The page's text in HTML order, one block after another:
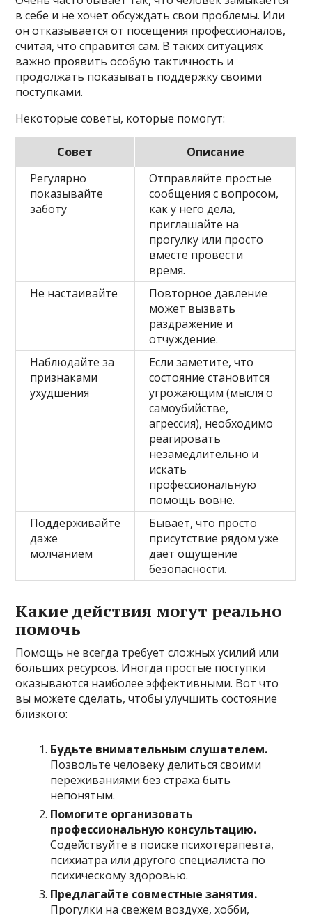
в себе и не хочет обсуждать свои проблемы. Или
он отказывается от посещения профессионалов,
считая, что справится сам. В таких ситуациях
важно проявить особую тактичность и
продолжать показывать поддержку своими
поступками.
Некоторые советы, которые помогут:
Совет
Описание
Регулярно
показывайте
заботу
Отправляйте простые
сообщения с вопросом,
как у него дела,
приглашайте на
прогулку или просто
вместе провести
время.
Не настаивайте
Повторное давление
может вызвать
раздражение и
отчуждение.
Наблюдайте за
признаками
ухудшения
Если заметите, что
состояние становится
угрожающим (мысля о
самоубийстве,
агрессия), необходимо
реагировать
незамедлительно и
искать
профессиональную
помощь вовне.
Поддерживайте
даже
молчанием
Бывает, что просто
присутствие рядом уже
дает ощущение
безопасности.
Какие действия могут реально
помочь
Помощь не всегда требует сложных усилий или
больших ресурсов. Иногда простые поступки
оказываются наиболее эффективными. Вот что
вы можете сделать, чтобы улучшить состояние
близкого:
Будьте внимательным слушателем.
Позвольте человеку делиться своими
переживаниями без страха быть
непонятым.
Помогите организовать
профессиональную консультацию.
Содействуйте в поиске психотерапевта,
психиатра или другого специалиста по
психическому здоровью.
Предлагайте совместные занятия.
Прогулки на свежем воздухе, хобби,